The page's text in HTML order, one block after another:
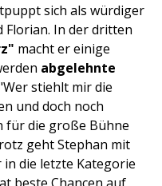
sich als würdiger
Florian. In der dritten
macht er einige
abgelehnte
stiehlt mir die
und doch noch
für die große Bühne
geht Stephan mit
die letzte Kategorie